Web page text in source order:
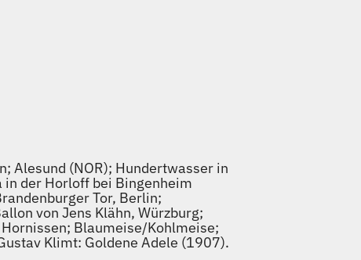
Alesund (NOR); Hundertwasser in
der Horloff bei Bingenheim
Tor, Berlin;
von Jens Klähn, Würzburg;
Blaumeise/Kohlmeise;
Klimt: Goldene Adele (1907).